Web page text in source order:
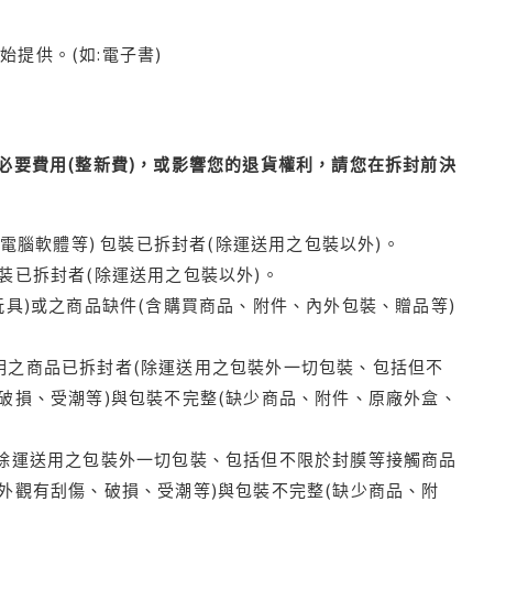
提供。(如:電子書)
要費用(整新費)，或影響您的退貨權利，請您在拆封前決
腦軟體等) 包裝已拆封者(除運送用之包裝以外)。
已拆封者(除運送用之包裝以外)。
)或之商品缺件(含購買商品、附件、內外包裝、贈品等)
商品已拆封者(除運送用之包裝外一切包裝、包括但不
、受潮等)與包裝不完整(缺少商品、附件、原廠外盒、
送用之包裝外一切包裝、包括但不限於封膜等接觸商品
觀有刮傷、破損、受潮等)與包裝不完整(缺少商品、附